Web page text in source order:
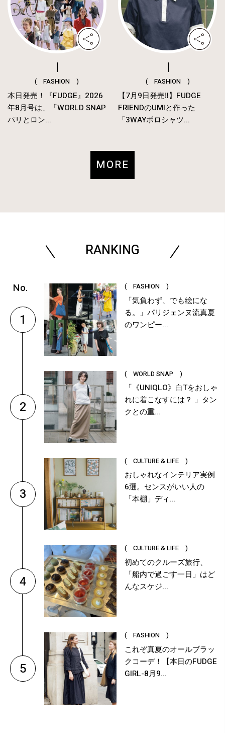
( FASHION )
本日発売！『FUDGE』2026
年8月号は、「WORLD SNAP
パリとロン...
( FASHION )
【7月9日発売‼︎】FUDGE
FRIENDのUMIと作った
「3WAYポロシャツ...
MORE
RANKING
1
( FASHION )
「気負わず、でも絵にな
る。」パリジェンヌ流真夏
のワンピー...
2
( WORLD SNAP )
「《UNIQLO》白Tをおしゃ
れに着こなすには？ 」タン
クとの重...
3
( CULTURE & LIFE )
おしゃれなインテリア実例
6選。センスがいい人の
「本棚」ディ...
4
( CULTURE & LIFE )
初めてのクルーズ旅行、
「船内で過ごす一日」はど
んなスケジ...
5
( FASHION )
これぞ真夏のオールブラッ
クコーデ！【本日のFUDGE
GIRL-8月9...